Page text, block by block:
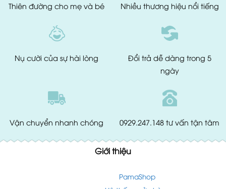
Thiên đường cho mẹ và bé Nhiều thương hiệu nổi tiếng
Nụ cười của sự hài lòng Đổi trả dễ dàng trong 5
ngày
Vận chuyển nhanh chóng 0929.247.148 tư vấn tận tâm
Giới thiệu
PamaShop